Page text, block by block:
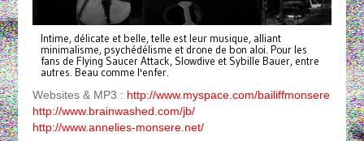
Intime, délicate et belle, telle est leur musique, alliant
minimalisme, psychédélisme et drone de bon aloi. Pour les
fans de Flying Saucer Attack, Slowdive et Sybille Bauer, entre
autres. Beau comme l'enfer.
Websites & MP3 : http://www.myspace.com/bailiffmonsere
http://www.brainwashed.com/jb/
http://www.annelies-monsere.net/